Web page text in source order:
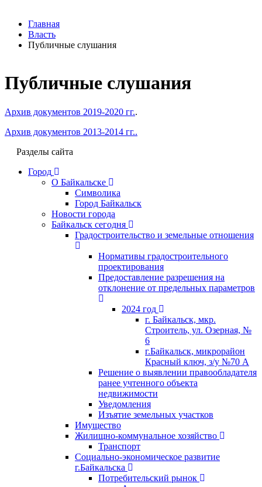
Публичные слушания
Архив документов 2019-2020 гг..
Архив документов 2013-2014 гг..
Разделы сайта
Город
О Байкальске
Символика
Город Байкальск
Новости города
Байкальск сегодня
Градостроительство и земельные отношения
Нормативы градостроительного
проектирования
Предоставление разрешения на
отклонение от предельных параметров
2024 год
г. Байкальск, мкр.
Строитель, ул. Озерная, №
6
г.Байкальск, микрорайон
Красный ключ, з/у №70 А
Решение о выявлении правообладателя
ранее учтенного объекта
недвижимости
Уведомления
Изъятие земельных участков
Имущество
Жилищно-коммунальное хозяйство
Транспорт
Социально-экономическое развитие
г.Байкальска
Потребительский рынок
Главная
Власть
Публичные слушания